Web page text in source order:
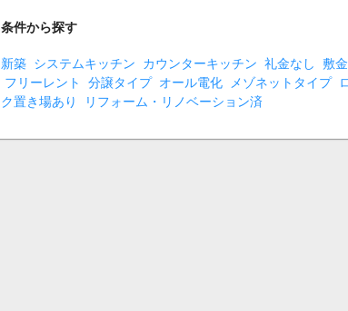
条件から探す
新築 システムキッチン カウンターキッチン 礼金なし 敷
フリーレント
分譲タイプ オール電化 メゾネットタイプ
ク置き場あり
リフォーム・リノベーション済